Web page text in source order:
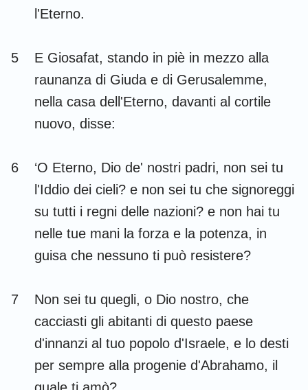
l'Eterno.
5
E Giosafat, stando in piè in mezzo alla
raunanza di Giuda e di Gerusalemme,
nella casa dell'Eterno, davanti al cortile
nuovo, disse:
6
‘O Eterno, Dio de' nostri padri, non sei tu
l'Iddio dei cieli? e non sei tu che signoreggi
su tutti i regni delle nazioni? e non hai tu
nelle tue mani la forza e la potenza, in
guisa che nessuno ti può resistere?
7
Non sei tu quegli, o Dio nostro, che
cacciasti gli abitanti di questo paese
d'innanzi al tuo popolo d'Israele, e lo desti
per sempre alla progenie d'Abrahamo, il
quale ti amò?